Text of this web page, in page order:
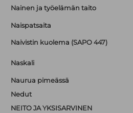
Nainen ja työelämän taito
Naispatsaita
Naivistin kuolema (SAPO 447)
Naskali
Naurua pimeässä
Nedut
NEITO JA YKSISARVINEN